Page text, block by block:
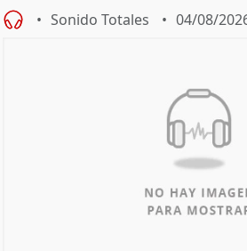
Sonido Totales 04/08/